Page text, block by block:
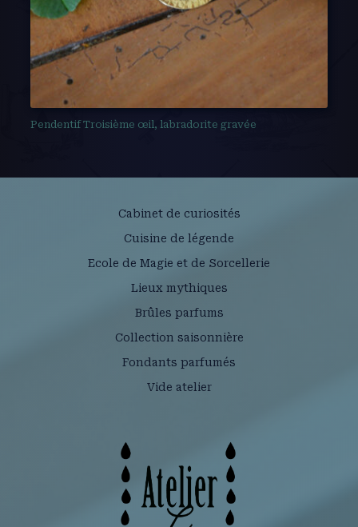
Pendentif Troisième œil, labradorite gravée
Cabinet de curiosités
Cuisine de légende
Ecole de Magie et de Sorcellerie
Lieux mythiques
Brûles parfums
Collection saisonnière
Fondants parfumés
Vide atelier